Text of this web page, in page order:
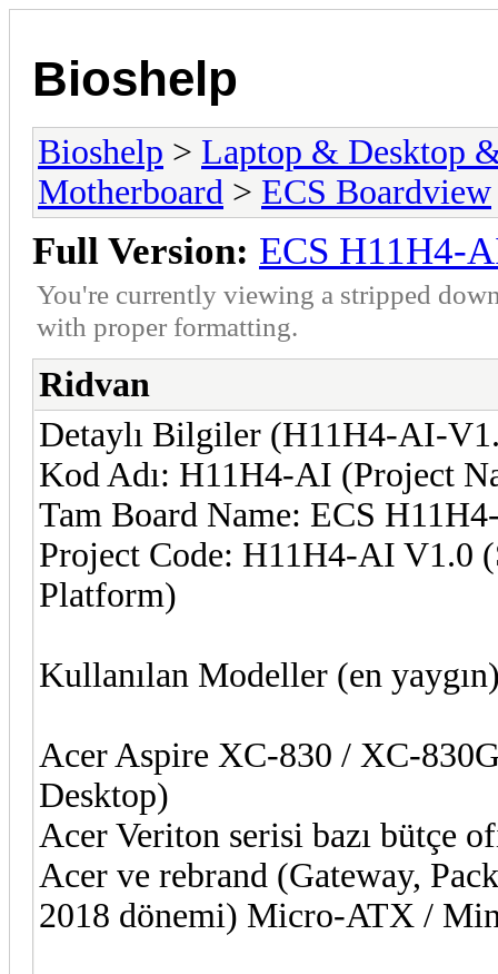
Bioshelp
Bioshelp > Laptop & Desktop
Motherboard > ECS Boardview
Full Version: ECS H11H4-
You're currently viewing a stripped
with proper formatting.
Ridvan
Detaylı Bilgiler (H11H4-AI-
Kod Adı: H11H4-AI (Project
Tam Board Name: ECS
Project Code: H11H4-AI V1.0
Platform)
Kullanılan Modeller (en
Acer Aspire XC-830 / XC-
Desktop)
Acer Veriton serisi bazı bütçe
Acer ve rebrand (Gateway,
2018 dönemi) Micro-ATX /